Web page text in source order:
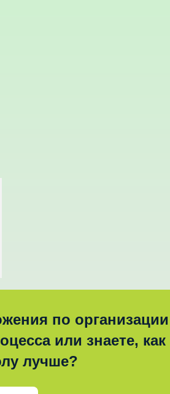
по организации
или знаете, как
лучше?